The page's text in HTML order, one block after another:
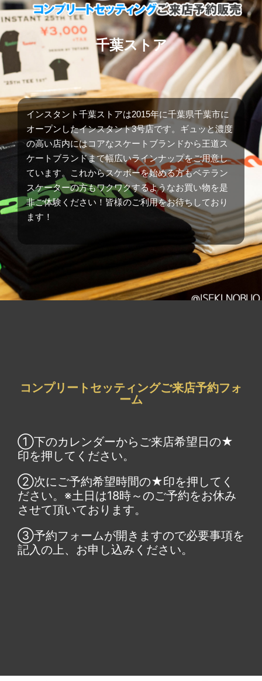
千葉ストア
インスタント千葉ストアは2015年に千葉県千葉市に
オープンしたインスタント3号店です。ギュッと濃度
の高い店内にはコアなスケートブランドから王道ス
ケートブランドまで幅広いラインナップをご用意し
ています。これからスケボーを始める方もベテラン
スケーターの方もワクワクするようなお買い物を是
非ご体験ください！皆様のご利用をお待ちしており
ます！
コンプリートセッティングご来店予約フォ
ーム
①下のカレンダーからご来店希望日の★
印を押してください。
②次にご予約希望時間の★印を押してく
ださい。※土日は18時～のご予約をお休み
させて頂いております。
③予約フォームが開きますので必要事項を
記入の上、お申し込みください。